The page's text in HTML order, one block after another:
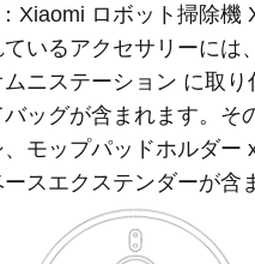
Xiaomi ロボット掃除機
ているアクセサリーには
ムニステーション に取
バッグが含まれます。そ
、モップパッドホルダー
ースエクステンダーが含